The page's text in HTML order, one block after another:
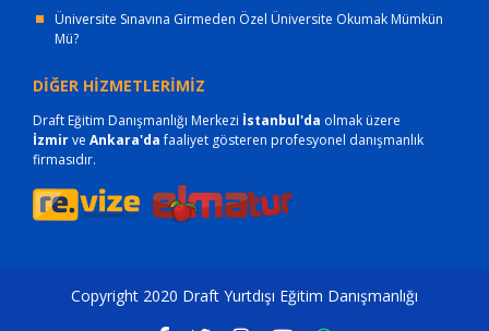
Üniversite Sınavına Girmeden Özel Üniversite Okumak Mümkün
Mü?
DİĞER HİZMETLERİMİZ
Draft Eğitim Danışmanlığı Merkezi İstanbul'da olmak üzere
İzmirve Ankara'dafaaliyet gösteren profesyonel danışmanlık
firmasıdır.
Copyright 2020 Draft Yurtdışı Eğitim Danışmanlığı